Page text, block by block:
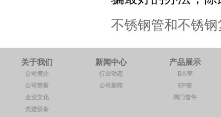
不锈钢管和不锈
关于我们
公司简介
公司荣誉
企业文化
先进设备
新闻中心
行业动态
公司新闻
产品展示
BA管
EP管
阀门管件